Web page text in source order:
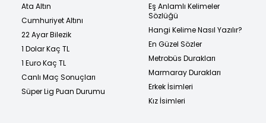
Ata Altın
Cumhuriyet Altını
22 Ayar Bilezik
1 Dolar Kaç TL
1 Euro Kaç TL
Canlı Maç Sonuçları
Süper Lig Puan Durumu
Eş Anlamlı Kelimeler
Sözlüğü
Hangi Kelime Nasıl Yazılır?
En Güzel Sözler
Metrobüs Durakları
Marmaray Durakları
Erkek İsimleri
Kız İsimleri